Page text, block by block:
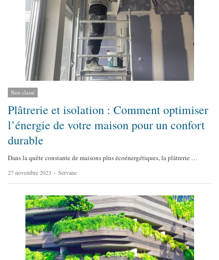
Non classé
Plâtrerie et isolation : Comment optimiser
l’énergie de votre maison pour un confort
durable
Dans la quête constante de maisons plus écoénergétiques, la plâtrerie …
27 novembre 2023
A
u
h
o
r
Servane